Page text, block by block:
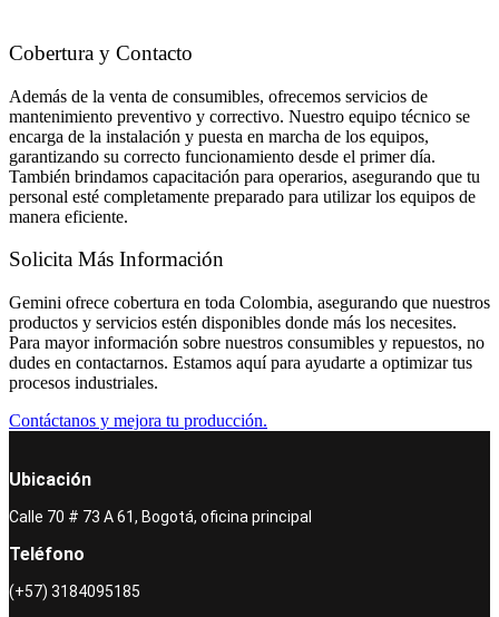
Cobertura y Contacto
Además de la venta de consumibles, ofrecemos servicios de
mantenimiento preventivo y correctivo. Nuestro equipo técnico se
encarga de la instalación y puesta en marcha de los equipos,
garantizando su correcto funcionamiento desde el primer día.
También brindamos capacitación para operarios, asegurando que tu
personal esté completamente preparado para utilizar los equipos de
manera eficiente.
Solicita Más Información
Gemini ofrece cobertura en toda Colombia, asegurando que nuestros
productos y servicios estén disponibles donde más los necesites.
Para mayor información sobre nuestros consumibles y repuestos, no
dudes en contactarnos. Estamos aquí para ayudarte a optimizar tus
procesos industriales.
Contáctanos y mejora tu producción.
Ubicación
Calle 70 # 73 A 61, Bogotá, oficina principal
Teléfono
(+57) 3184095185